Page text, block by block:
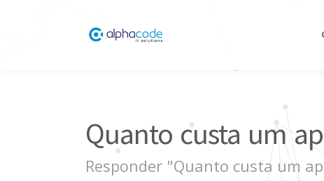
Quanto custa um
Responder "Quanto custa um